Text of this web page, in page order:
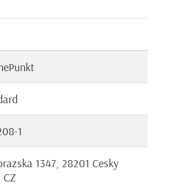
1
1347, 28201 Cesky
CZ